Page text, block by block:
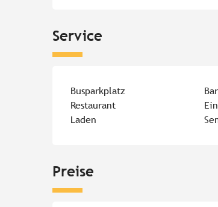
Service
Busparkplatz Bar
Restaurant
Laden
Preise